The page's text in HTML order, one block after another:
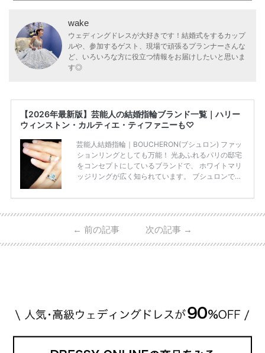
wake
ウェディングドレスが大好きです！結婚式をするカップ
ルや、参加するゲスト、現場で頑張るプランナーさんな
ど、いろいろな方に役立つ情報をお届けしたいと思いま
す◎
【2026年最新版】芸能人の結婚指輪ブランド一覧｜ハリー
ウィンストン・カルティエ・ティファニーも♡
芸能人結婚指輪｜BOUCHERON(ブシュロン) ファッ
ションリングとしても万能！ 光あふれるパリの邸宅
をコンセプトにしているブランドで、 ホワイトマリ
ッジリングが広く知られています。 ブシュロンで特
ング」は、 小栗さんと山田さんが結婚指輪に選ばれ
なので、 とても人気となっているのです。 その相場
は、10～30万円ほどとなっています。 小栗旬さん・
← 前の記事 次の記事 →